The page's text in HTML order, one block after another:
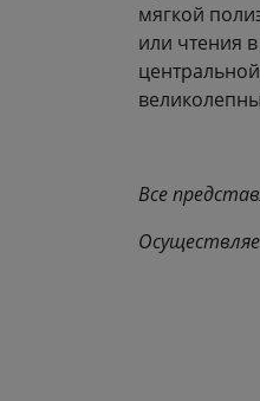
мягкой
или чтения
Все